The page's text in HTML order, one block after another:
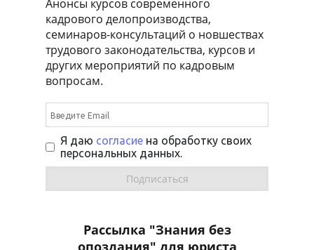
Анонсы курсов современного
кадрового делопроизводства,
семинаров-консультаций о новшествах
трудового законодательства, курсов и
других мероприятий по кадровым
вопросам.
Я даю согласие на обработку своих
персональных данных.
Рассылка "Знания без
опоздания" для юриста